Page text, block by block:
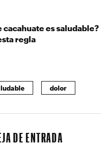
cacahuate es saludable?
regla
dolor
DE ENTRADA